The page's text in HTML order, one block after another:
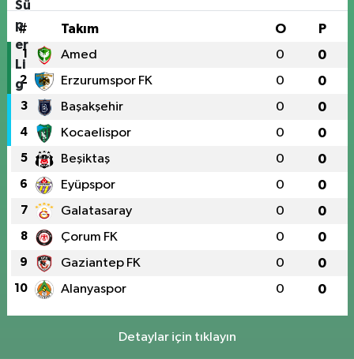
# Takım O P
1 Amed 0 0
2 Erzurumspor FK 0 0
3 Başakşehir 0 0
4 Kocaelispor 0 0
5 Beşiktaş 0 0
6 Eyüpspor 0 0
7 Galatasaray 0 0
8 Çorum FK 0 0
9 Gaziantep FK 0 0
10 Alanyaspor 0 0
Detaylar için tıklayın